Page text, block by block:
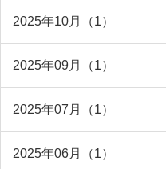
2025年10月（1）
2025年09月（1）
2025年07月（1）
2025年06月（1）